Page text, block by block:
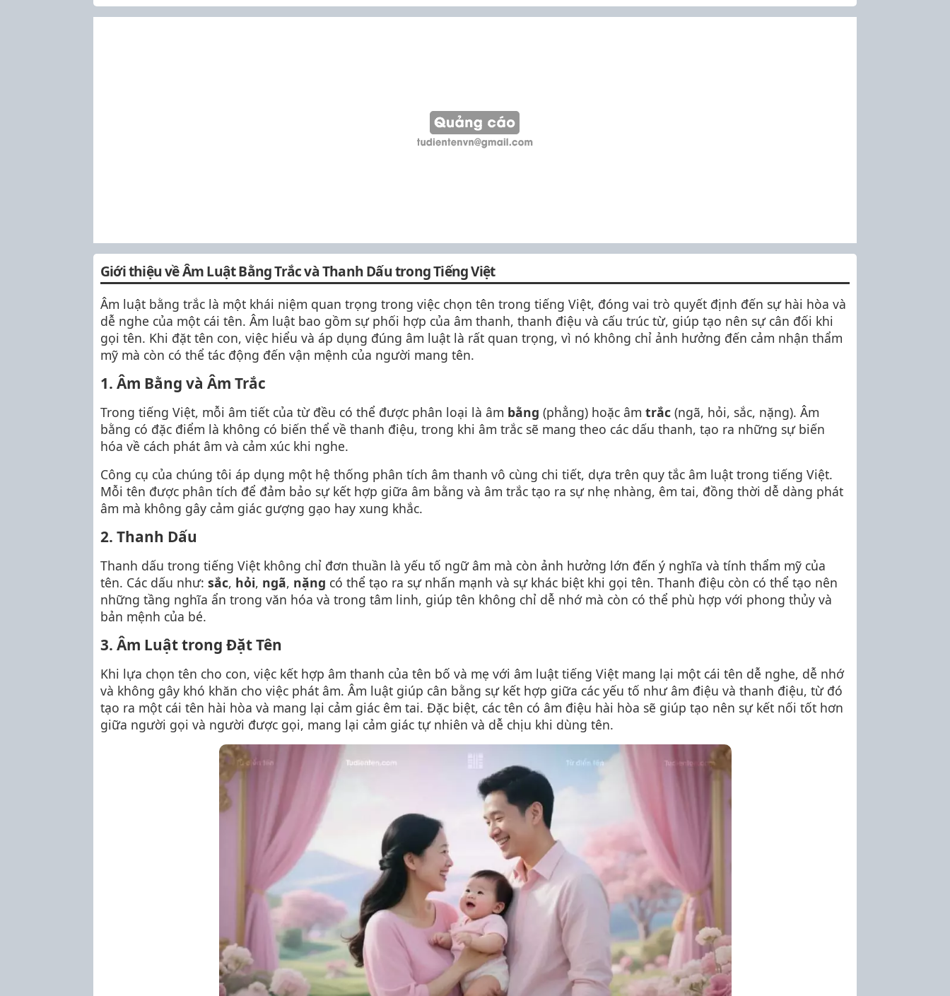
Giới thiệu về Âm Luật Bằng Trắc và Thanh Dấu trong Tiếng Việt
Âm luật bằng trắc là một khái niệm quan trọng trong việc chọn tên trong tiếng Việt, đóng vai trò quyết định đến sự hài hòa và
dễ nghe của một cái tên. Âm luật bao gồm sự phối hợp của âm thanh, thanh điệu và cấu trúc từ, giúp tạo nên sự cân đối khi
gọi tên. Khi đặt tên con, việc hiểu và áp dụng đúng âm luật là rất quan trọng, vì nó không chỉ ảnh hưởng đến cảm nhận thẩm
mỹ mà còn có thể tác động đến vận mệnh của người mang tên.
1. Âm Bằng và Âm Trắc
Trong tiếng Việt, mỗi âm tiết của từ đều có thể được phân loại là âm bằng (phẳng) hoặc âm trắc (ngã, hỏi, sắc, nặng). Âm
bằng có đặc điểm là không có biến thể về thanh điệu, trong khi âm trắc sẽ mang theo các dấu thanh, tạo ra những sự biến
hóa về cách phát âm và cảm xúc khi nghe.
Công cụ của chúng tôi áp dụng một hệ thống phân tích âm thanh vô cùng chi tiết, dựa trên quy tắc âm luật trong tiếng Việt.
Mỗi tên được phân tích để đảm bảo sự kết hợp giữa âm bằng và âm trắc tạo ra sự nhẹ nhàng, êm tai, đồng thời dễ dàng phát
âm mà không gây cảm giác gượng gạo hay xung khắc.
2. Thanh Dấu
Thanh dấu trong tiếng Việt không chỉ đơn thuần là yếu tố ngữ âm mà còn ảnh hưởng lớn đến ý nghĩa và tính thẩm mỹ của
tên. Các dấu như: sắc, hỏi, ngã, nặng có thể tạo ra sự nhấn mạnh và sự khác biệt khi gọi tên. Thanh điệu còn có thể tạo nên
những tầng nghĩa ẩn trong văn hóa và trong tâm linh, giúp tên không chỉ dễ nhớ mà còn có thể phù hợp với phong thủy và
bản mệnh của bé.
3. Âm Luật trong Đặt Tên
Khi lựa chọn tên cho con, việc kết hợp âm thanh của tên bố và mẹ với âm luật tiếng Việt mang lại một cái tên dễ nghe, dễ nhớ
và không gây khó khăn cho việc phát âm. Âm luật giúp cân bằng sự kết hợp giữa các yếu tố như âm điệu và thanh điệu, từ đó
tạo ra một cái tên hài hòa và mang lại cảm giác êm tai. Đặc biệt, các tên có âm điệu hài hòa sẽ giúp tạo nên sự kết nối tốt hơn
giữa người gọi và người được gọi, mang lại cảm giác tự nhiên và dễ chịu khi dùng tên.